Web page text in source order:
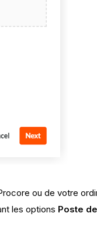
ou de votre
les options Poste